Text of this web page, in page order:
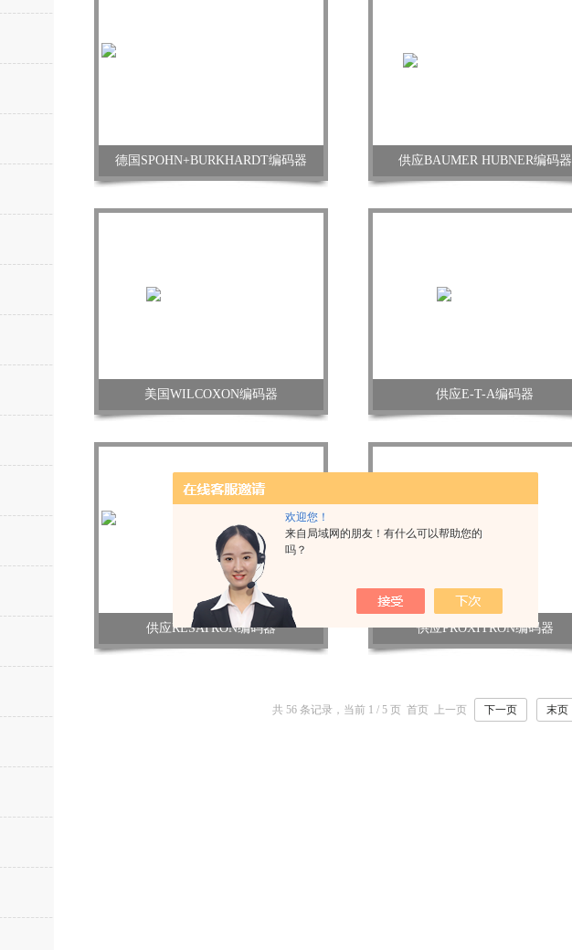
欢迎您！
来自局域网的朋友！有什么可以帮助您的
吗？
德国SPOHN+BURKHARDT编码器 供应BAUMER HUBNER编码器
美国WILCOXON编码器 供应E-T-A编码器
供应RESATRON编码器 供应PROXITRON编码器
共 56 条记录，当前 1 / 5 页 首页 上一页 下一页 末页